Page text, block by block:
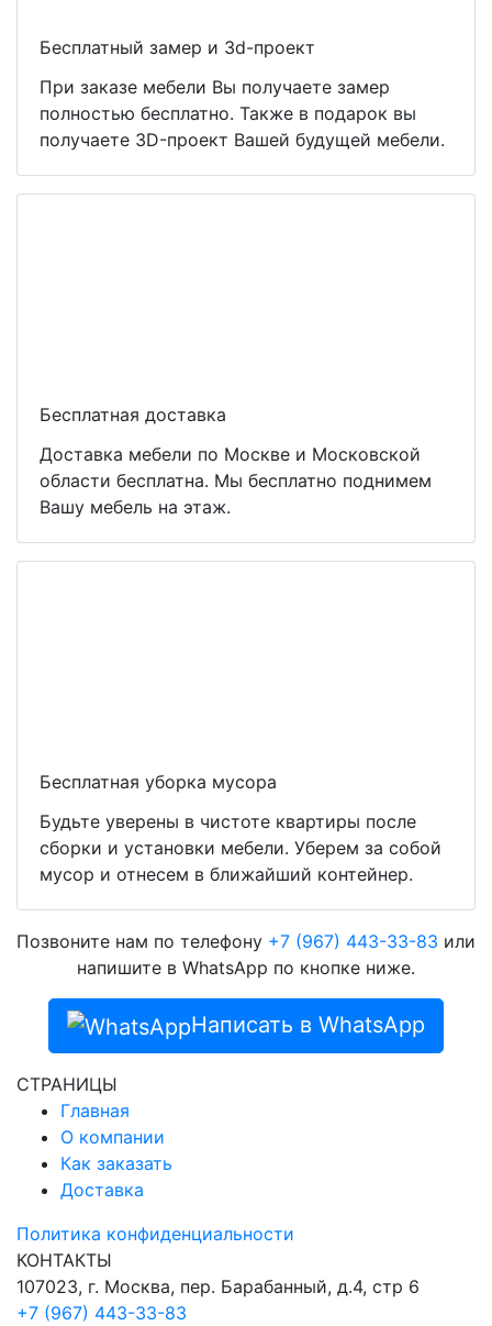
Бесплатный замер и 3d-проект
При заказе мебели Вы получаете замер
полностью бесплатно. Также в подарок вы
получаете 3D-проект Вашей будущей мебели.
Бесплатная доставка
Доставка мебели по Москве и Московской
области бесплатна. Мы бесплатно поднимем
Вашу мебель на этаж.
Бесплатная уборка мусора
Будьте уверены в чистоте квартиры после
сборки и установки мебели. Уберем за собой
мусор и отнесем в ближайший контейнер.
Позвоните нам по телефону +7 (967) 443-33-83 или
напишите в WhatsApp по кнопке ниже.
Написать в WhatsApp
СТРАНИЦЫ
Главная
О компании
Как заказать
Доставка
Политика конфиденциальности
КОНТАКТЫ
107023, г. Москва, пер. Барабанный, д.4, стр 6
+7 (967) 443-33-83